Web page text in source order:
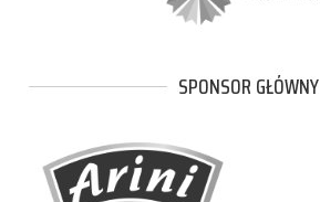
SPONSOR GŁÓWNY